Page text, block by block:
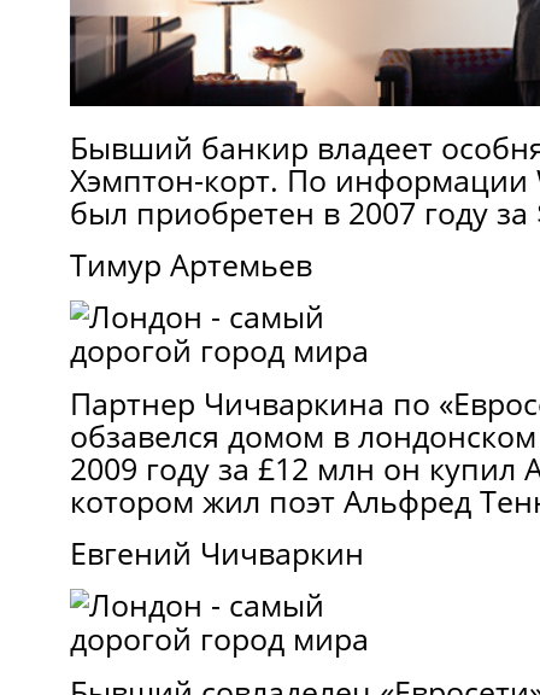
Бывший банкир владеет
Хэмптон-корт. По информации
был приобретен в 2007 году
Тимур Артемьев
Партнер Чичваркина по
обзавелся домом в
2009 году за £12 млн он купил
котором жил поэт Альфред
Евгений Чичваркин